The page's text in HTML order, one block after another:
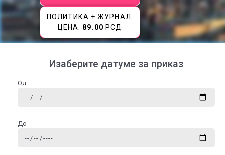
ПОЛИТИКА + ЖУРНАЛ
ЦЕНА: 89.00 РСД
Изаберите датуме за приказ
Од
До